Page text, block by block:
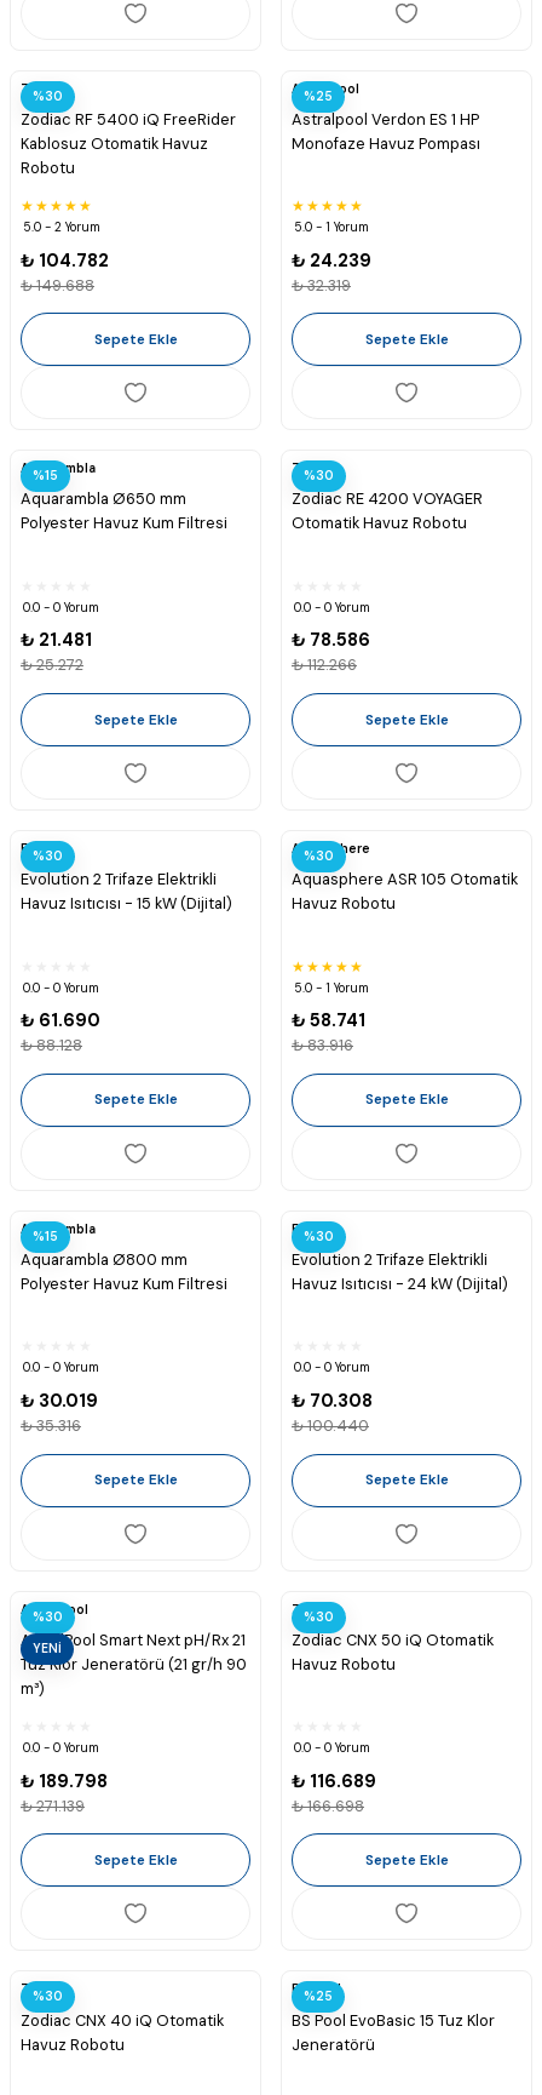
%30
Zodiac
Zodiac RF 5400 iQ FreeRider
Kablosuz Otomatik Havuz
Robotu
5.0 - 2 Yorum
₺ 104.782
₺ 149.688
Sepete Ekle
%25
Astralpool
Astralpool Verdon ES 1 HP
Monofaze Havuz Pompası
5.0 - 1 Yorum
₺ 24.239
₺ 32.319
Sepete Ekle
%15
Aquarambla
Aquarambla Ø650 mm
Polyester Havuz Kum Filtresi
0.0 - 0 Yorum
₺ 21.481
₺ 25.272
Sepete Ekle
%30
Zodiac
Zodiac RE 4200 VOYAGER
Otomatik Havuz Robotu
0.0 - 0 Yorum
₺ 78.586
₺ 112.266
Sepete Ekle
%30
Elecro
Evolution 2 Trifaze Elektrikli
Havuz Isıtıcısı - 15 kW (Dijital)
0.0 - 0 Yorum
₺ 61.690
₺ 88.128
Sepete Ekle
%30
Aquasphere
Aquasphere ASR 105 Otomatik
Havuz Robotu
5.0 - 1 Yorum
₺ 58.741
₺ 83.916
Sepete Ekle
%15
Aquarambla
Aquarambla Ø800 mm
Polyester Havuz Kum Filtresi
0.0 - 0 Yorum
₺ 30.019
₺ 35.316
Sepete Ekle
%30
Elecro
Evolution 2 Trifaze Elektrikli
Havuz Isıtıcısı - 24 kW (Dijital)
0.0 - 0 Yorum
₺ 70.308
₺ 100.440
Sepete Ekle
%30
YENİ
Astralpool
AstralPool Smart Next pH/Rx 21
Tuz Klor Jeneratörü (21 gr/h 90
m³)
0.0 - 0 Yorum
₺ 189.798
₺ 271.139
Sepete Ekle
%30
Zodiac
Zodiac CNX 50 iQ Otomatik
Havuz Robotu
0.0 - 0 Yorum
₺ 116.689
₺ 166.698
Sepete Ekle
%30
Zodiac
Zodiac CNX 40 iQ Otomatik
Havuz Robotu
%25
BS Pool
BS Pool EvoBasic 15 Tuz Klor
Jeneratörü